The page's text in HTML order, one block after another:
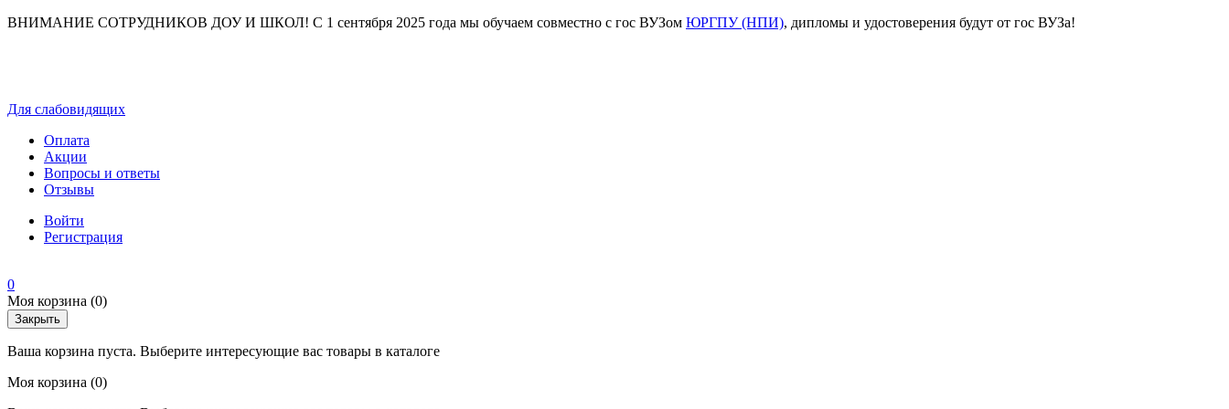
ВНИМАНИЕ СОТРУДНИКОВ ДОУ И ШКОЛ! С 1 сентября 2025 года мы обучаем совместно с гос ВУЗом ЮРГПУ (НПИ), дипломы и удостоверения будут от гос ВУЗа!
Для слабовидящих
Оплата
Акции
Вопросы и ответы
Отзывы
Войти
Регистрация
0
Моя корзина (0)
Закрыть
Ваша корзина пуста. Выберите интересующие вас товары в каталоге
Моя корзина (0)